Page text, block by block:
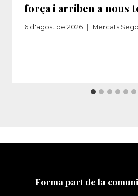
força i arriben a nous
6 d'agost de 2026 Mercats
Forma part de la